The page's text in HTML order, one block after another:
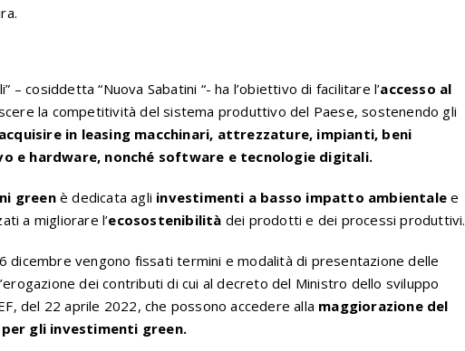
– cosiddetta “Nuova Sabatini “- ha l’obiettivo di facilitare l’accesso al
la competitività del sistema produttivo del Paese, sostenendo gli
in leasing macchinari, attrezzature, impianti, beni
e hardware, nonché software e tecnologie digitali.
greenè dedicata agli investimenti a basso impatto ambientale e
a migliorare l’ecosostenibilità dei prodotti e dei processi produttivi.
dicembre vengono fissati termini e modalità di presentazione delle
dei contributidi cui al decreto del Ministro dello sviluppo
del 22 aprile 2022, che possono accedere alla maggiorazione del
gli investimenti green.